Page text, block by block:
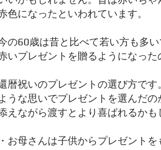
色になったといわれています。
の60歳は昔と比べて若い方も多
いプレゼントを贈るようになった
暦祝いのプレゼントの選び方で
うな思いでプレゼントを選んだ
えながら渡すとより喜ばれるかも
お母さんは子供からプレゼント